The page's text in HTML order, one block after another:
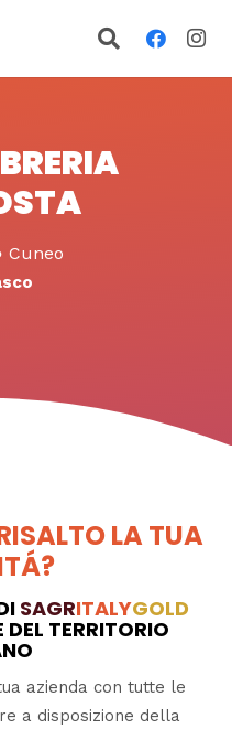
Cuneo
LA TUA
SAGRITALYGOLD
DEL TERRITORIO
azienda con tutte le
a disposizione della